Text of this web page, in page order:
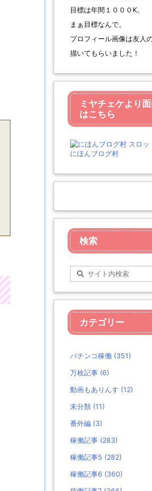
目標は年間１０００K。
まぁ目標なんで。
プロフィール画像は友人
描いてもらいました！
ミヤチェケより
はこちら
にほんブログ村
検索
カテゴリー
パチンコ稼働 (351)
万枚記事 (6)
動画もありんす (12)
未分類 (11)
番外編 (3)
稼働記事 (283)
稼働記事5 (282)
稼働記事6 (360)